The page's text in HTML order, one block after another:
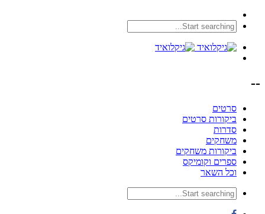
--
סרטים
ביקורות סרטים
סדרות
משחקים
ביקורות משחקים
ספרים וקומיקס
וכל השאר